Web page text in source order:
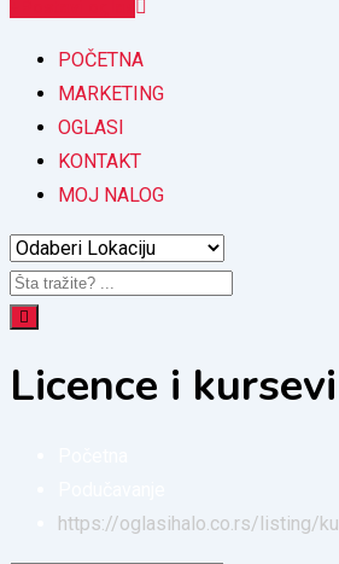
POČETNA
MARKETING
OGLASI
KONTAKT
MOJ NALOG
Licence i kursevi
https://oglasihalo.co.rs/listing/